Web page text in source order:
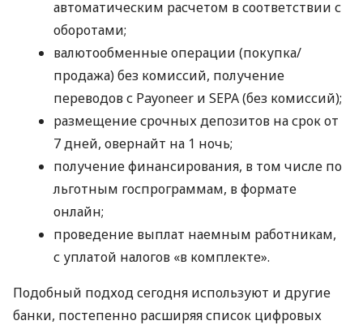
автоматическим расчетом в соответствии с
оборотами;
валютообменные операции (покупка/
продажа) без комиссий, получение
переводов с Payoneer и SEPA (без комиссий);
размещение срочных депозитов на срок от
7 дней, овернайт на 1 ночь;
получение финансирования, в том числе по
льготным госпрограммам, в формате
онлайн;
проведение выплат наемным работникам,
с уплатой налогов «в комплекте».
Подобный подход сегодня используют и другие
банки, постепенно расширяя список цифровых